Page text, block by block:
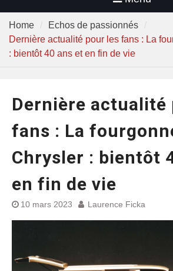
Home
Echos de passionnés
Dernière actualité pour les fans : La
: bientôt 40 ans et en fin de vie
Dernière actualité
fans : La
Chrysler : bientôt
en fin de vie
10 mars 2023 Laurence Ficka